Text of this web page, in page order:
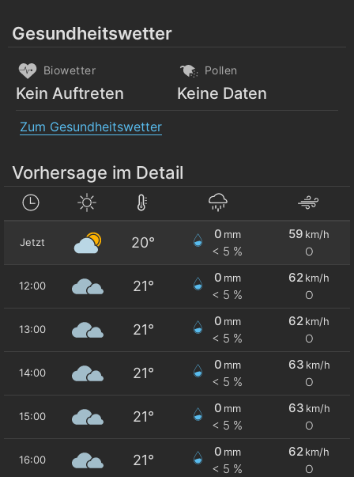
Gesundheitswetter
Biowetter
Kein Auftreten
Pollen
Keine Daten
Zum Gesundheitswetter
Vorhersage im Detail
Jetzt 20°
0 mm
< 5 %
59 km/h
O
12:00 21°
0 mm
< 5 %
62 km/h
O
13:00 21°
0 mm
< 5 %
62 km/h
O
14:00 21°
0 mm
< 5 %
63 km/h
O
15:00 21°
0 mm
< 5 %
63 km/h
O
16:00 21°
0 mm
< 5 %
62 km/h
O